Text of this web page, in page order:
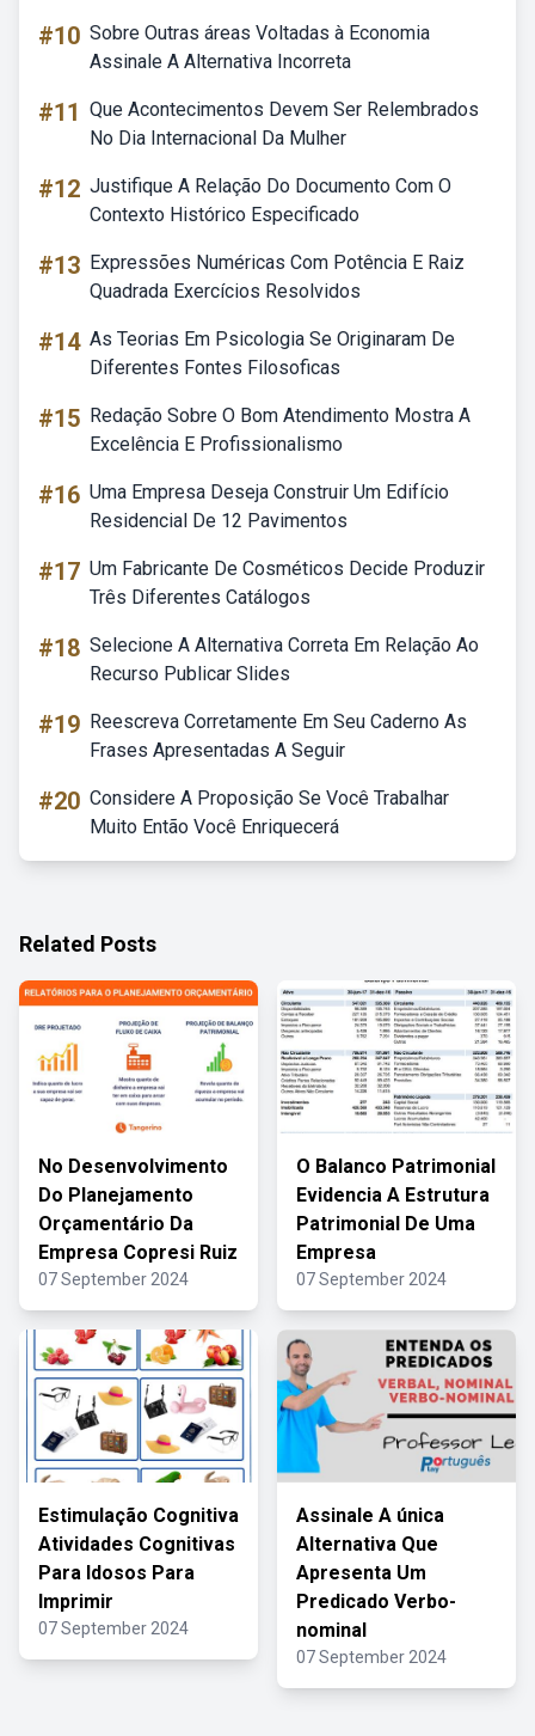
#10 Sobre Outras áreas Voltadas à Economia
Assinale A Alternativa Incorreta
#11 Que Acontecimentos Devem Ser Relembrados
No Dia Internacional Da Mulher
#12 Justifique A Relação Do Documento Com O
Contexto Histórico Especificado
#13 Expressões Numéricas Com Potência E Raiz
Quadrada Exercícios Resolvidos
#14 As Teorias Em Psicologia Se Originaram De
Diferentes Fontes Filosoficas
#15 Redação Sobre O Bom Atendimento Mostra A
Excelência E Profissionalismo
#16 Uma Empresa Deseja Construir Um Edifício
Residencial De 12 Pavimentos
#17 Um Fabricante De Cosméticos Decide Produzir
Três Diferentes Catálogos
#18 Selecione A Alternativa Correta Em Relação Ao
Recurso Publicar Slides
#19 Reescreva Corretamente Em Seu Caderno As
Frases Apresentadas A Seguir
#20 Considere A Proposição Se Você Trabalhar
Muito Então Você Enriquecerá
Related Posts
No Desenvolvimento
Do Planejamento
Orçamentário Da
Empresa Copresi Ruiz
07 September 2024
O Balanco Patrimonial
Evidencia A Estrutura
Patrimonial De Uma
Empresa
07 September 2024
Estimulação Cognitiva
Atividades Cognitivas
Para Idosos Para
Imprimir
07 September 2024
Assinale A única
Alternativa Que
Apresenta Um
Predicado Verbo-
nominal
07 September 2024